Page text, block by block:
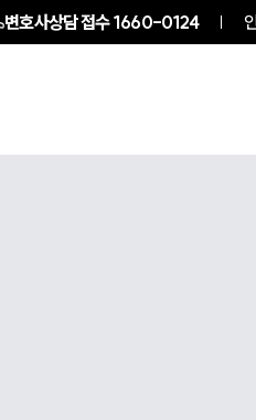
변호사상담 접수1660-0124